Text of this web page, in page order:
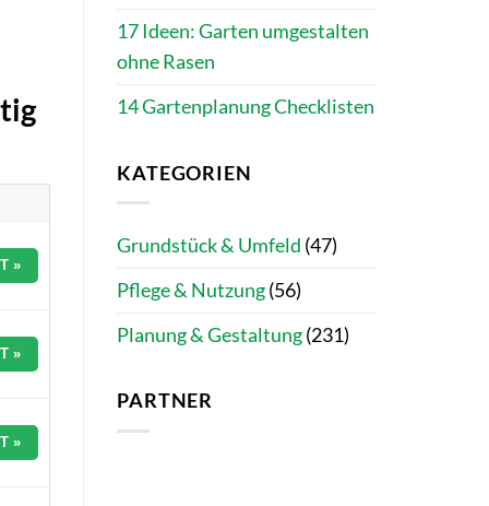
»
»
»
17 Ideen: Garten umgestalten
ohne Rasen
14 Gartenplanung Checklisten
KATEGORIEN
Grundstück & Umfeld (47)
Pflege & Nutzung(56)
Planung & Gestaltung(231)
PARTNER